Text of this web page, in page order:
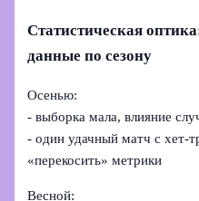
Статистическая
данные по сезону
Осенью:
- выборка мала, влияние
- один удачный матч с хет-
«перекосить» метрики
Весной: